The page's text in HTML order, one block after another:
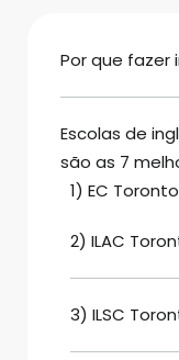
Por que fazer
Escolas de
são as 7
1) EC Toronto
2) ILAC
3) ILSC